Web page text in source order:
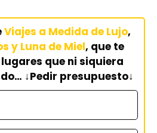
Viajes a Medida de Lujo,
y Luna de Miel, que te
que ni siquiera
↓Pedir presupuesto↓